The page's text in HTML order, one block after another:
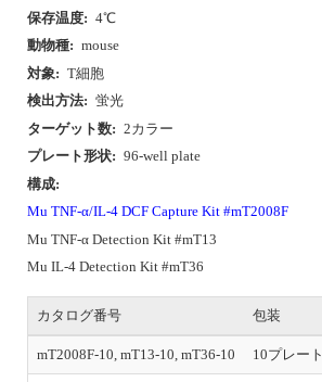
保存温度: 4℃
動物種: mouse
対象: T細胞
検出方法: 蛍光
ターゲット数: 2カラー
プレート形状: 96-well plate
構成:
Mu TNF-α/IL-4 DCF Capture Kit #mT2008F
Mu TNF-α Detection Kit #mT13
Mu IL-4 Detection Kit #mT36
カタログ番号 包装
mT2008F-10, mT13-10, mT36-10 10プレート